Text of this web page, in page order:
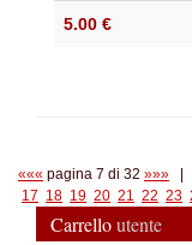
5.00 €
««« pagina 7 di 32 »»»
17 18 19 20 21 22 23
Carrelloutente